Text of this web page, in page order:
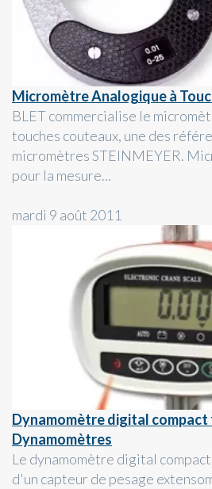
Micromètre Analogique à
BLET commercialise le
touches couteaux, une des
micromètres STEINMEYER.
pour la mesure...
mardi 9 août 2011
Dynamomètre digital compact
Dynamomètres
Le dynamomètre digital
d'un capteur de pesage